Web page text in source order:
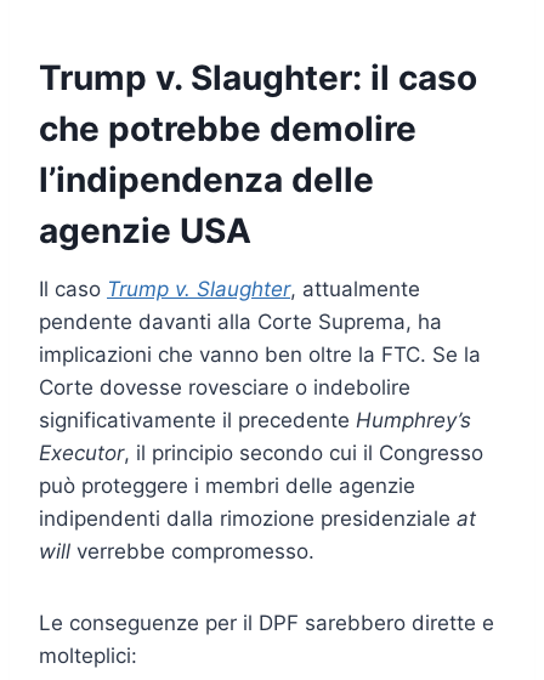
Trump v. Slaughter: il caso
che potrebbe demolire
l’indipendenza delle
agenzie USA
Il caso Trump v. Slaughter, attualmente
pendente davanti alla Corte Suprema, ha
implicazioni che vanno ben oltre la FTC. Se la
Corte dovesse rovesciare o indebolire
significativamente il precedente Humphrey’s
Executor, il principio secondo cui il Congresso
può proteggere i membri delle agenzie
indipendenti dalla rimozione presidenziale at
will verrebbe compromesso.
Le conseguenze per il DPF sarebbero dirette e
molteplici: